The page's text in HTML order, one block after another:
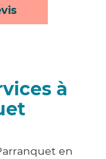
à
en